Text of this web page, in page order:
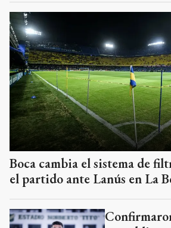
Boca cambia el sistema de
el partido ante Lanús en La